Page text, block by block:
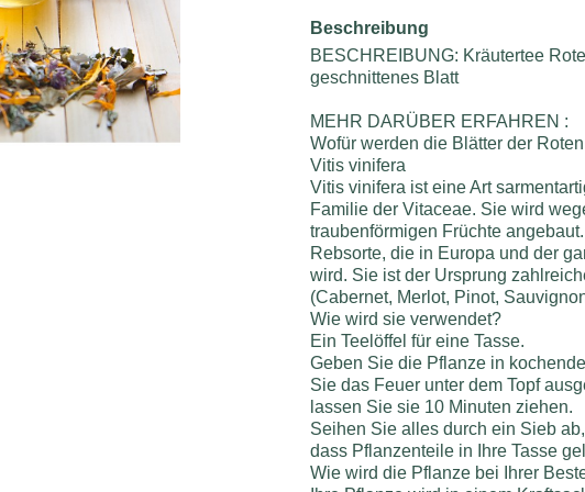
Beschreibung
BESCHREIBUNG: Kräutertee
geschnittenes Blatt
MEHR DARÜBER ERFAHREN :
Wofür werden die Blätter der
Vitis vinifera
Vitis vinifera ist eine Art
Familie der Vitaceae. Sie wird
traubenförmigen Früchte
Rebsorte, die in Europa und der
wird. Sie ist der Ursprung
(Cabernet, Merlot, Pinot,
Wie wird sie verwendet?
Ein Teelöffel für eine Tasse.
Geben Sie die Pflanze in
Sie das Feuer unter dem Topf
lassen Sie sie 10 Minuten ziehen.
Seihen Sie alles durch ein Sieb
dass Pflanzenteile in Ihre Tasse
Wie wird die Pflanze bei Ihrer